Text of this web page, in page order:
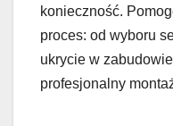
konieczność.
proces: od wyboru
ukrycie w
profesjonalny